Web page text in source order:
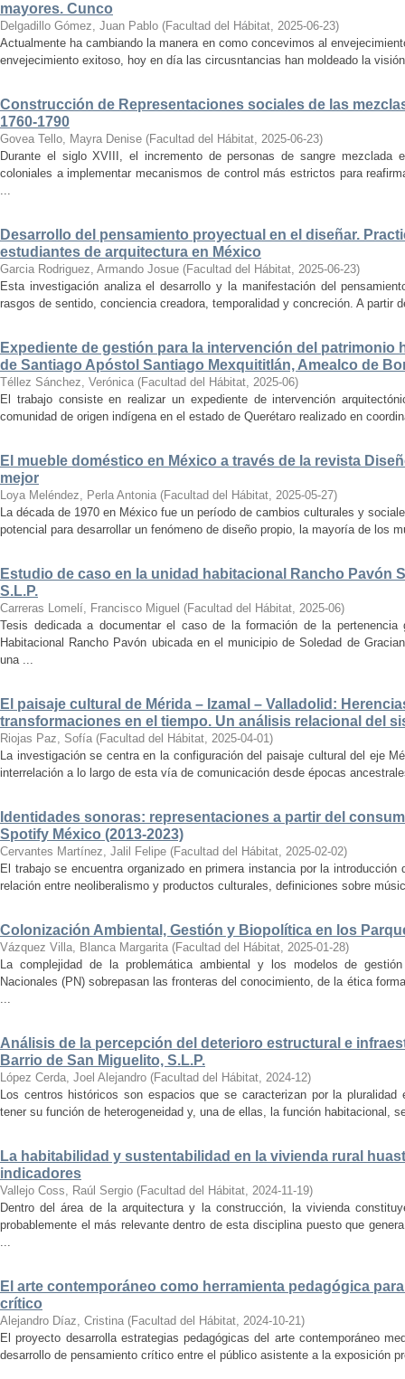
mayores. Cunco
Delgadillo Gómez, Juan Pablo (Facultad del Hábitat, 2025-06-23)
Actualmente ha cambiando la manera en como concevimos al
envejecimiento exitoso, hoy en día las circusntancias han moldeado la
Construcción de Representaciones sociales de las
1760-1790
Govea Tello, Mayra Denise (Facultad del Hábitat, 2025-06-23)
Durante el siglo XVIII, el incremento de personas de sangre
coloniales a implementar mecanismos de control más estrictos para
...
Desarrollo del pensamiento proyectual en el diseñar.
estudiantes de arquitectura en México
Garcia Rodriguez, Armando Josue (Facultad del Hábitat, 2025-06-23)
Esta investigación analiza el desarrollo y la manifestación del
rasgos de sentido, conciencia creadora, temporalidad y concreción. A partir
Expediente de gestión para la intervención del patrimonio
de Santiago Apóstol Santiago Mexquititlán, Amealco de
Téllez Sánchez, Verónica (Facultad del Hábitat, 2025-06)
El trabajo consiste en realizar un expediente de intervención
comunidad de origen indígena en el estado de Querétaro realizado en
El mueble doméstico en México a través de la revista
mejor
Loya Meléndez, Perla Antonia (Facultad del Hábitat, 2025-05-27)
La década de 1970 en México fue un período de cambios culturales y
potencial para desarrollar un fenómeno de diseño propio, la mayoría de los
Estudio de caso en la unidad habitacional Rancho Pavón
S.L.P.
Carreras Lomelí, Francisco Miguel (Facultad del Hábitat, 2025-06)
Tesis dedicada a documentar el caso de la formación de la
Habitacional Rancho Pavón ubicada en el municipio de Soledad de
una ...
El paisaje cultural de Mérida – Izamal – Valladolid:
transformaciones en el tiempo. Un análisis relacional del
Riojas Paz, Sofía (Facultad del Hábitat, 2025-04-01)
La investigación se centra en la configuración del paisaje cultural del eje
interrelación a lo largo de esta vía de comunicación desde épocas
Identidades sonoras: representaciones a partir del
Spotify México (2013-2023)
Cervantes Martínez, Jalil Felipe (Facultad del Hábitat, 2025-02-02)
El trabajo se encuentra organizado en primera instancia por la
relación entre neoliberalismo y productos culturales, definiciones sobre
Colonización Ambiental, Gestión y Biopolítica en los
Vázquez Villa, Blanca Margarita (Facultad del Hábitat, 2025-01-28)
La complejidad de la problemática ambiental y los modelos de
Nacionales (PN) sobrepasan las fronteras del conocimiento, de la ética
...
Análisis de la percepción del deterioro estructural e
Barrio de San Miguelito, S.L.P.
López Cerda, Joel Alejandro (Facultad del Hábitat, 2024-12)
Los centros históricos son espacios que se caracterizan por la
tener su función de heterogeneidad y, una de ellas, la función habitacional,
La habitabilidad y sustentabilidad en la vivienda rural
indicadores
Vallejo Coss, Raúl Sergio (Facultad del Hábitat, 2024-11-19)
Dentro del área de la arquitectura y la construcción, la vivienda
probablemente el más relevante dentro de esta disciplina puesto que
...
El arte contemporáneo como herramienta pedagógica
crítico
Alejandro Díaz, Cristina (Facultad del Hábitat, 2024-10-21)
El proyecto desarrolla estrategias pedagógicas del arte contemporáneo
desarrollo de pensamiento crítico entre el público asistente a la exposición